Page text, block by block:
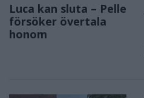
Luca kan sluta – Pelle
försöker övertala
honom